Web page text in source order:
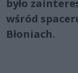
było
wśród
Błoniach.